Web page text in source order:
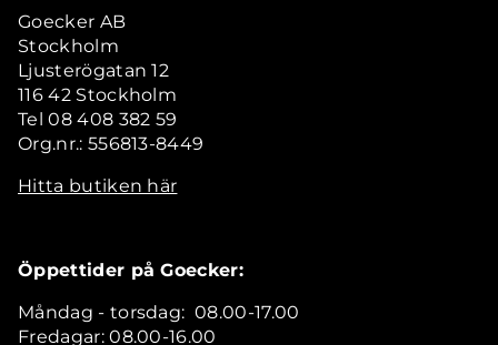
Goecker AB
Stockholm
Ljusterögatan 12
116 42 Stockholm
Tel 08 408 382 59
Org.nr.: 556813-8449
Hitta butiken här
Öppettider på Goecker:
Måndag - torsdag: 08.00-17.00
Fredagar: 08.00-16.00